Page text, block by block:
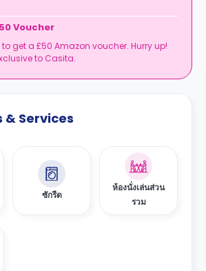
Voucher
to get a £50 Amazon voucher. Hurry up!
to Casita.
& Services
ซักรีด
ห้องนั่งเล่นส่วน
รวม